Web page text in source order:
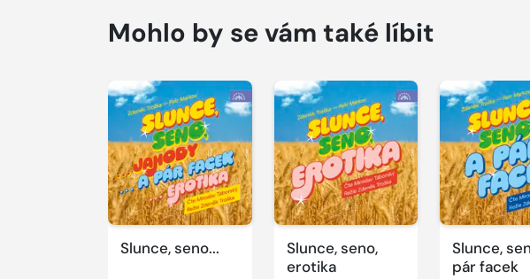
Mohlo by se vám také líbit
Slunce, seno...
Přehrát
ukázku
Slunce, seno,
erotika
Přehrát
ukázku
Slunce,
pár facek
Přehrát
ukázku